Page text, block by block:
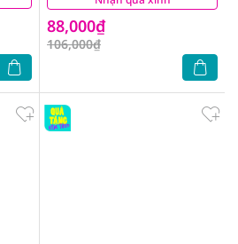
88,000₫
106,000₫